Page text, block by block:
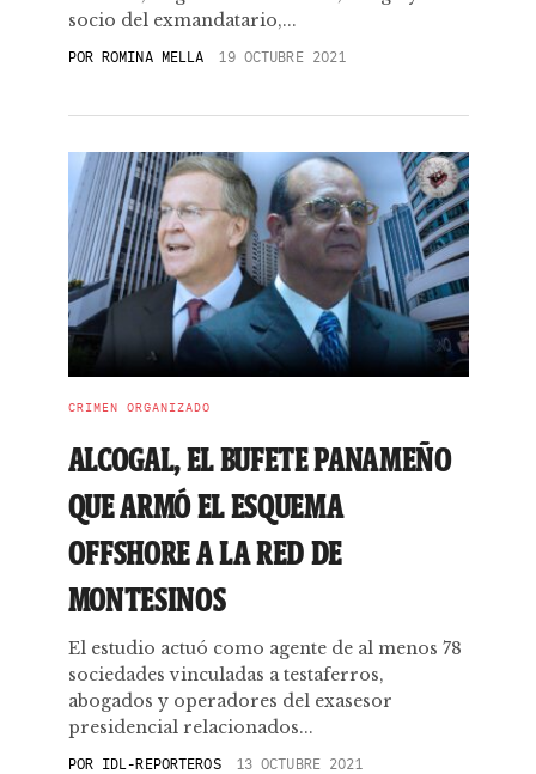
socio del exmandatario,...
POR ROMINA MELLA 19 OCTUBRE 2021
CRIMEN ORGANIZADO
ALCOGAL, EL BUFETE PANAMEÑO
QUE ARMÓ EL ESQUEMA
OFFSHORE A LA RED DE
MONTESINOS
El estudio actuó como agente de al menos 78
sociedades vinculadas a testaferros,
abogados y operadores del exasesor
presidencial relacionados...
POR IDL-REPORTEROS 13 OCTUBRE 2021